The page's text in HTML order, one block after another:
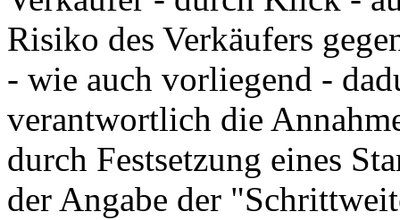
Risiko des Verkäufers
- wie auch vorliegend -
verantwortlich die
durch Festsetzung eines
der Angabe der